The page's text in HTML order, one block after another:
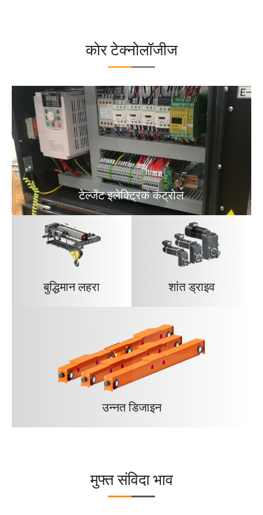
कोर टेक्नोलॉजीज
टेल्जेंट इलेक्ट्रिक कंट्रोल
बुद्धिमान लहरा शांत ड्राइव
उन्नत डिजाइन
मुफ्त संविदा भाव